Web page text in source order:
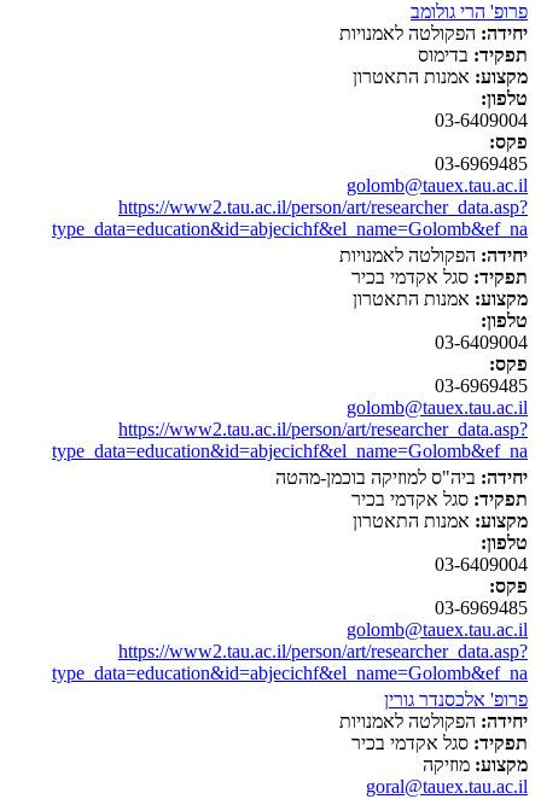
פרופ' הרי גולומב
יחידה: הפקולטה לאמנויות
תפקיד: בדימוס
מקצוע: אמנות התאטרון
טלפון:
03-6409004
פקס:
03-6969485
golomb@tauex.tau.ac.il
https://www2.tau.ac.il/person/art/researcher_data.asp?
type_data=education&id=abjecichf&el_name=Golomb&ef_na
יחידה: הפקולטה לאמנויות
תפקיד: סגל אקדמי בכיר
מקצוע: אמנות התאטרון
טלפון:
03-6409004
פקס:
03-6969485
golomb@tauex.tau.ac.il
https://www2.tau.ac.il/person/art/researcher_data.asp?
type_data=education&id=abjecichf&el_name=Golomb&ef_na
יחידה: ביה"ס למוזיקה בוכמן-מהטה
תפקיד: סגל אקדמי בכיר
מקצוע: אמנות התאטרון
טלפון:
03-6409004
פקס:
03-6969485
golomb@tauex.tau.ac.il
https://www2.tau.ac.il/person/art/researcher_data.asp?
type_data=education&id=abjecichf&el_name=Golomb&ef_na
פרופ' אלכסנדר גורין
יחידה: הפקולטה לאמנויות
תפקיד: סגל אקדמי בכיר
מקצוע: מוזיקה
goral@tauex.tau.ac.il